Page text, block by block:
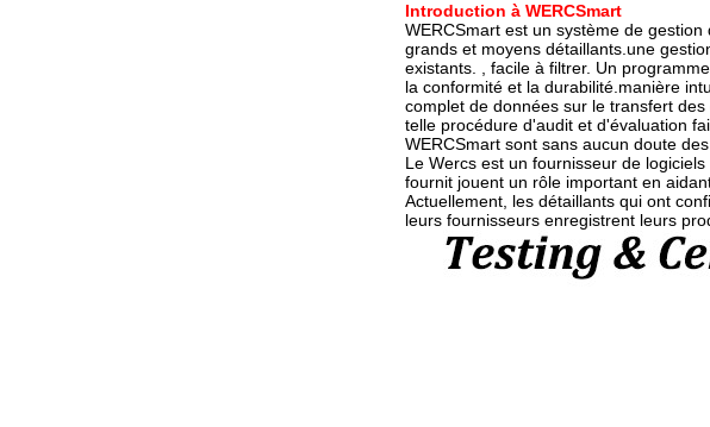
Introduction à WERCSmart
WERCSmart est un système de
grands et moyens détaillants.une
existants. , facile à filtrer. Un
la conformité et la durabilité.manière
complet de données sur le transfert
telle procédure d'audit et d'évaluation
WERCSmart sont sans aucun doute
Le Wercs est un fournisseur de
fournit jouent un rôle important en
Actuellement, les détaillants qui ont
leurs fournisseurs enregistrent leurs